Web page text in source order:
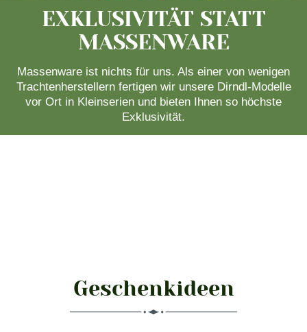
EXKLUSIVITÄT STATT
MASSENWARE
Massenware ist nichts für uns. Als einer von wenigen
Trachtenherstellern fertigen wir unsere Dirndl-Modelle
vor Ort in Kleinserien und bieten Ihnen so höchste
Exklusivität.
Geschenkideen